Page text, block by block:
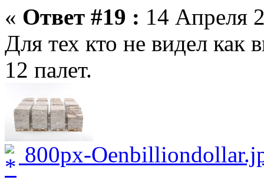
« Ответ #19 : 14 Апреля
Для тех кто не видел как
12 палет.
800px-